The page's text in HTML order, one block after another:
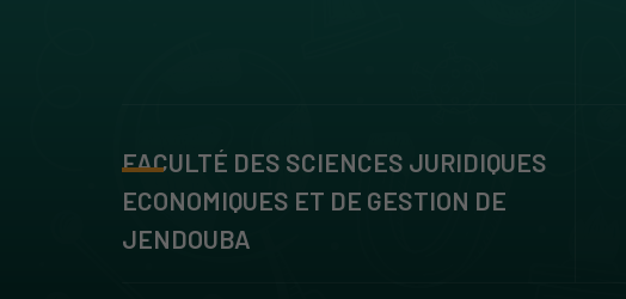
FACULTÉ DES SCIENCES JURIDIQUES
ECONOMIQUES ET DE GESTION DE
JENDOUBA